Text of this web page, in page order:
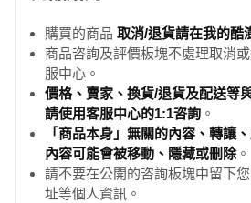
購買的商品 取消/退貨請在我的酷
商品咨詢及評價板塊不處理取消
服中心。
價格、賣家、換貨/退貨及配送等
請使用客服中心的1:1咨詢 。
「商品本身」無關的內容、轉讓
內容可能會被移動、隱藏或刪除。
請不要在公開的咨詢板塊中留下
址等個人資訊。